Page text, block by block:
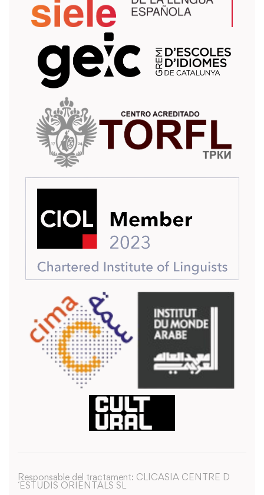
Responsable del tractament: CLICASIA CENTRE D
´ESTUDIS ORIENTALS SL